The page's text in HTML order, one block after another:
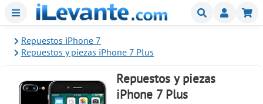
Menu Buscar
Repuestos iPhone 7
Repuestos y piezas iPhone 7 Plus
Repuestos y piezas
iPhone 7 Plus